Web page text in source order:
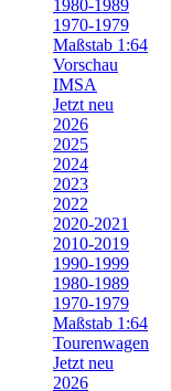
1980-1989
1970-1979
Maßstab 1:64
Vorschau
IMSA
Jetzt neu
2026
2025
2024
2023
2022
2020-2021
2010-2019
1990-1999
1980-1989
1970-1979
Maßstab 1:64
Tourenwagen
Jetzt neu
2026